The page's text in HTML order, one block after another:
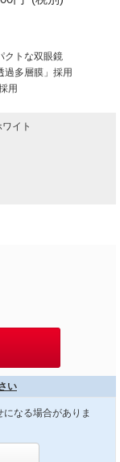
クトな双眼鏡
過多層膜」採用
用
イト
い
なる場合がありま